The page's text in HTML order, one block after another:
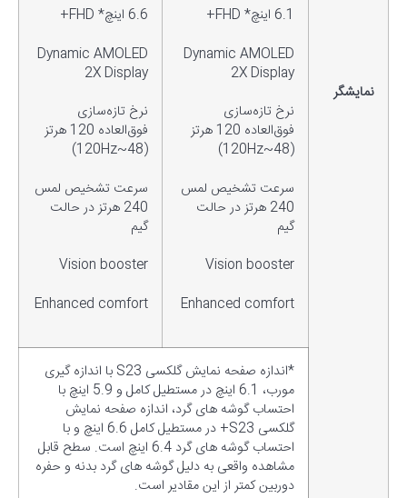
نمایشگر
6.1 اینچ* FHD+
Dynamic AMOLED
2X Display
نرخ تازه‌سازی
فوق‌العاده 120 هرتز
(48~120Hz)
سرعت تشخیص لمس
240 هرتز در حالت
گیم
Vision booster
Enhanced comfort
6.6 اینچ* FHD+
Dynamic AMOLED
2X Display
نرخ تازه‌سازی
فوق‌العاده 120 هرتز
(48~120Hz)
سرعت تشخیص لمس
240 هرتز در حالت
گیم
Vision booster
Enhanced comfort
*اندازه صفحه نمایش گلکسی S23 با اندازه گیری
مورب، 6.1 اینچ در مستطیل کامل و 5.9 اینچ با
احتساب گوشه های گرد، اندازه صفحه نمایش
گلکسی S23+ در مستطیل کامل 6.6 اینچ و با
احتساب گوشه های گرد 6.4 اینچ است. سطح قابل
مشاهده واقعی به دلیل گوشه های گرد بدنه و حفره
دوربین کمتر از این مقادیر است.